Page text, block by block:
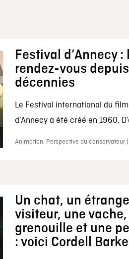
Festival d’Annecy :
rendez-vous
décennies
Le Festival international du film
d’Annecy a été créé en 1960.
Animation, Perspective du conservateur
Un chat, un étrange
visiteur, une
grenouille et une
: voici Cordell